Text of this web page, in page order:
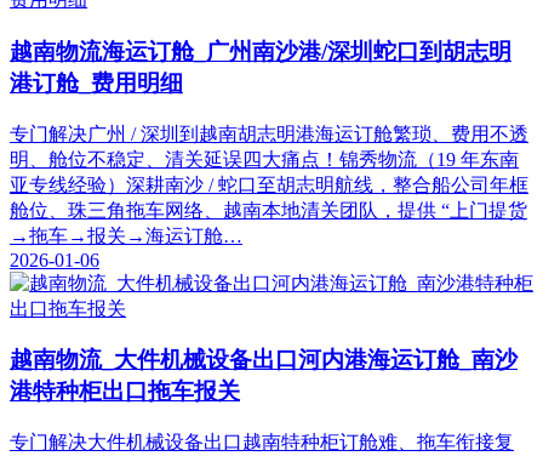
越南物流海运订舱_广州南沙港/深圳蛇口到胡志明
港订舱_费用明细
专门解决广州 / 深圳到越南胡志明港海运订舱繁琐、费用不透
明、舱位不稳定、清关延误四大痛点！锦秀物流（19 年东南
亚专线经验）深耕南沙 / 蛇口至胡志明航线，整合船公司年框
舱位、珠三角拖车网络、越南本地清关团队，提供 “上门提货
→拖车→报关→海运订舱…
2026-01-06
越南物流_大件机械设备出口河内港海运订舱_南沙
港特种柜出口拖车报关
专门解决大件机械设备出口越南特种柜订舱难、拖车衔接复